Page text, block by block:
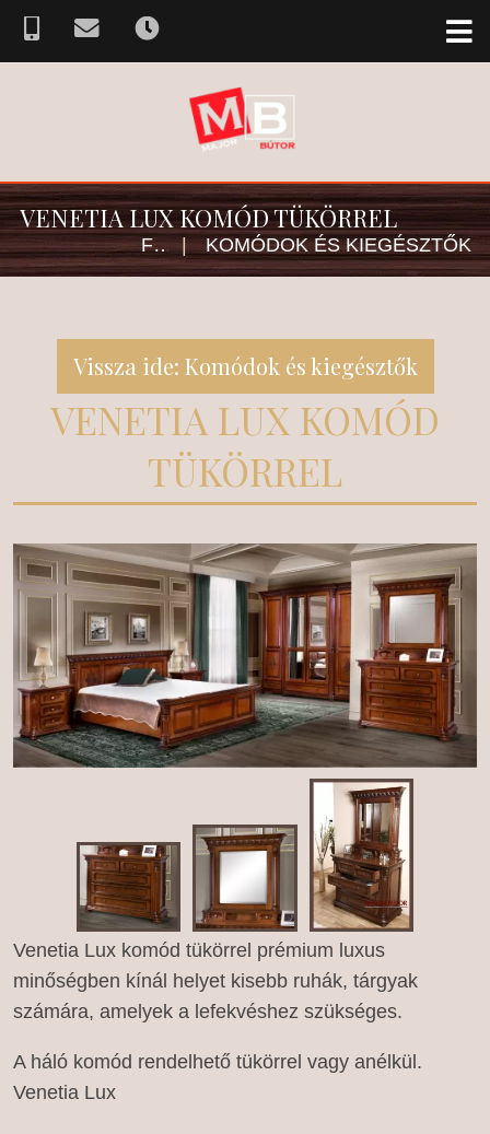
VENETIA LUX KOMÓD TÜKÖRREL
FŐOLDAL | KOMÓDOK ÉS KIEGÉSZTŐK
Vissza ide: Komódok és kiegésztők
VENETIA LUX KOMÓD
TÜKÖRREL
Venetia Lux komód tükörrel prémium luxus
minőségben kínál helyet kisebb ruhák, tárgyak
számára, amelyek a lefekvéshez szükséges.
A háló komód rendelhető tükörrel vagy anélkül.
Venetia Lux